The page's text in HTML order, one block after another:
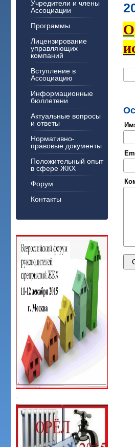
Учредители и члены
Ассоциации
Программы
Лицензирование
управляющих
компаний
Вступление в
Ассоциацию
Информационные
бюллетени
Актуальные вопросы
и ответы
Нормативно-
правовые документы
Положительный опыт
в сфере ЖКХ
Форум
Контакты